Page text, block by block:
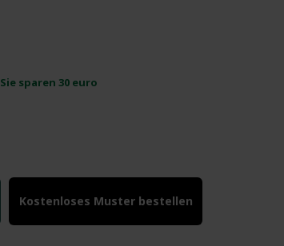
Sie sparen 30euro
Kostenloses Muster bestellen